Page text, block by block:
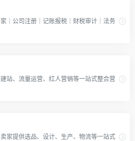
｜公司注册｜记账报税｜财税审计｜法务
站、流量运营、红人营销等一站式整合营
家提供选品、设计、生产、物流等一站式